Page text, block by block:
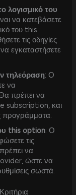
λογισμικό του
να κατεβάσετε
του this
τις οδηγίες
εγκαταστήσετε
τηλεόραση: Ο
να
πρέπει να
subscription, και
προγράμματα.
this option: Ο
τις
να
ώστε να
σωστά.